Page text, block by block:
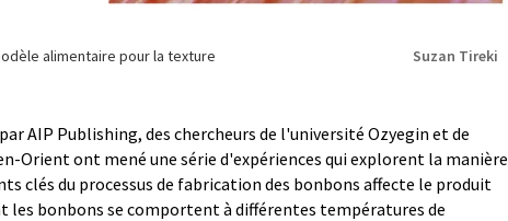
alimentaire pour la texture Suzan Tireki
AIP Publishing, des chercheurs de l'université Ozyegin et de
Orient ont mené une série d'expériences qui explorent la manière
clés du processus de fabrication des bonbons affecte le produit
les bonbons se comportent à différentes températures de